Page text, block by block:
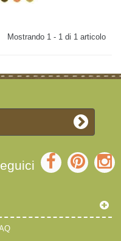
Mostrando 1 - 1 di 1 articolo